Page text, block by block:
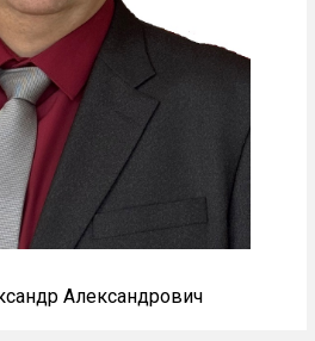
Александрович